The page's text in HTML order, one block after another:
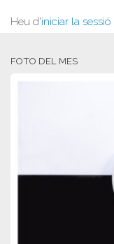
Heu d'iniciar la sessió
FOTO DEL MES